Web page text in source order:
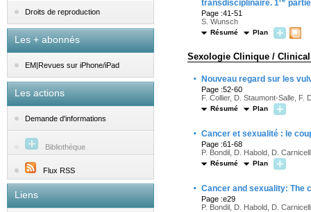
Droits de reproduction
Les + abonnés
EM|Revues sur iPhone/iPad
Les actions
Demande d'informations
Bibliothèque
Flux RSS
Liens
transdisciplinaire. 1
Page :41-51
S. Wunsch
Résumé Plan
Sexologie Clinique /
· Nouveau regard sur les
Page :52-60
F. Collier, D. Staumont-Salle, F.
Résumé Plan
· Cancer et sexualité : le
Page :61-68
P. Bondil, D. Habold, D. Carnicelli
Résumé Plan
· Cancer and sexuality: The
Page :e29
P. Bondil, D. Habold, D. Carnicelli